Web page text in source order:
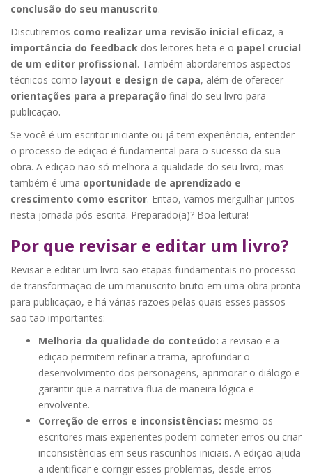
conclusão do seu manuscrito.
Discutiremos como realizar uma revisão inicial eficaz, a
importância do feedback dos leitores beta e o papel crucial
de um editor profissional. Também abordaremos aspectos
técnicos como layout e design de capa, além de oferecer
orientações para a preparação final do seu livro para
publicação.
Se você é um escritor iniciante ou já tem experiência, entender
o processo de edição é fundamental para o sucesso da sua
obra. A edição não só melhora a qualidade do seu livro, mas
também é uma oportunidade de aprendizado e
crescimento como escritor. Então, vamos mergulhar juntos
nesta jornada pós-escrita. Preparado(a)? Boa leitura!
Por que revisar e editar um livro?
Revisar e editar um livro são etapas fundamentais no processo
de transformação de um manuscrito bruto em uma obra pronta
para publicação, e há várias razões pelas quais esses passos
são tão importantes:
Melhoria da qualidade do conteúdo: a revisão e a
edição permitem refinar a trama, aprofundar o
desenvolvimento dos personagens, aprimorar o diálogo e
garantir que a narrativa flua de maneira lógica e
envolvente.
Correção de erros e inconsistências: mesmo os
escritores mais experientes podem cometer erros ou criar
inconsistências em seus rascunhos iniciais. A edição ajuda
a identificar e corrigir esses problemas, desde erros